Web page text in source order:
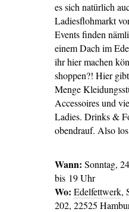
es sich natürlich
Ladiesflohmarkt
Events finden
einem Dach im
ihr hier machen
shoppen?! Hier
Menge
Accessoires und
Ladies. Drinks &
obendrauf. Also
Wann: Sonntag,
bis 19 Uhr
Wo: Edelfettwerk,
202, 22525